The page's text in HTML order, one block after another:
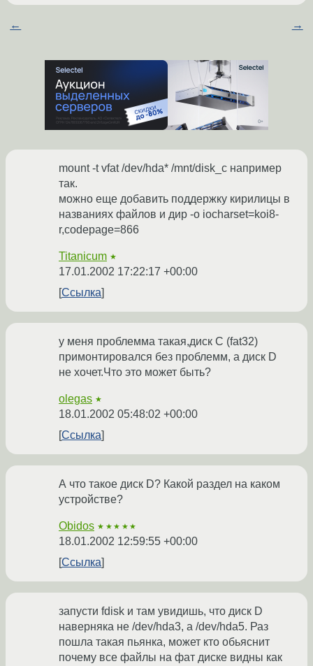
← →
mount -t vfat /dev/hda* /mnt/disk_c например
так.
можно еще добавить поддержку кирилицы в
названиях файлов и дир -o iocharset=koi8-
r,codepage=866
Titanicum ★
17.01.2002 17:22:17 +00:00
Ссылка
у меня проблемма такая,диск С (fat32)
примонтировался без проблемм, а диск D
не хочет.Что это может быть?
olegas ★
18.01.2002 05:48:02 +00:00
Ссылка
А что такое диск D? Какой раздел на каком
устройстве?
Obidos ★★★★★
18.01.2002 12:59:55 +00:00
Ссылка
запусти fdisk и там увидишь, что диск D
наверняка не /dev/hda3, а /dev/hda5. Раз
пошла такая пьянка, может кто обьяснит
почему все файлы на фат диске видны как